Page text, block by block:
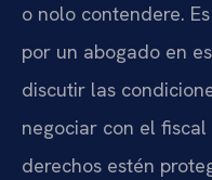
o nolo contendere.
por un abogado en
discutir las
negociar con el
derechos estén